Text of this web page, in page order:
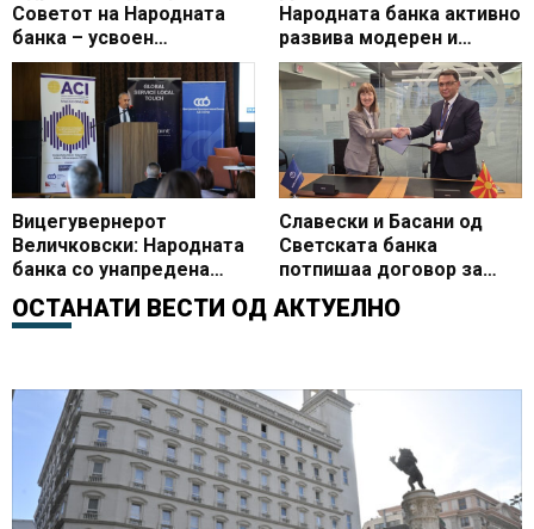
Советот на Народната
банка – усвоен
Кварталниот извештај со
ревидираните
макроекономски
проекции
Народната банка активно
развива модерен и
сигурен платен систем
Вицегувернерот
Величковски: Народната
банка со унапредена
монетарна рамка и
активности за
Славески и Басани од
Светската банка
потпишаа договор за
експертска поддршка за
воведувањето инстант
ОСТАНАТИ ВЕСТИ ОД АКТУЕЛНО